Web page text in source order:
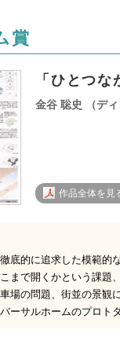
賞
「ひとつ
金谷 聡史 （デ
作品全体を見
底的に追求した模範
まで開くかという課
場の問題、街並の景
ーサルホームのプロト